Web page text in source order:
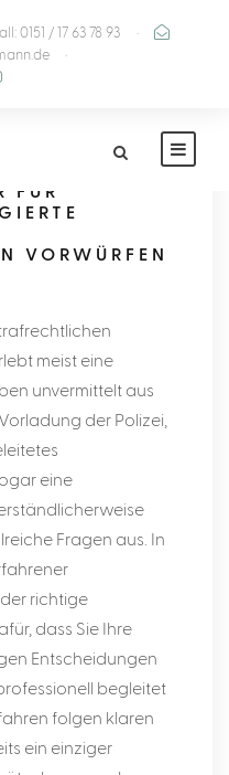
0151 / 17 63 78 93
·
·
FÜR
VORWÜRFEN
meist eine
unvermittelt aus
der Polizei,
eine
Fragen aus. In
richtige
dass Sie Ihre
Entscheidungen
begleitet
folgen klaren
ein einziger